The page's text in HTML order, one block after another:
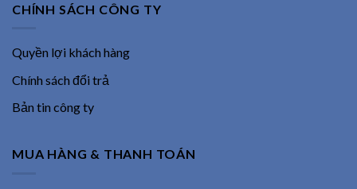
CHÍNH SÁCH CÔNG TY
Quyền lợi khách hàng
Chính sách đổi trả
Bản tin công ty
MUA HÀNG & THANH TOÁN